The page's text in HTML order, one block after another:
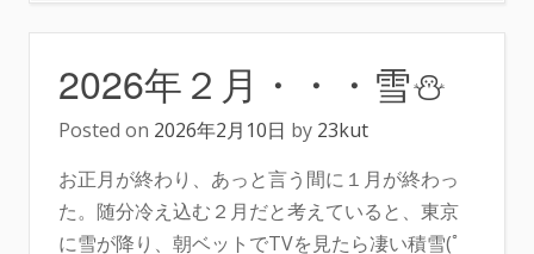
2026年２月・・・雪⛄
Posted on 2026年2月10日 by 23kut
お正月が終わり、あっと言う間に１月が終わっ
た。随分冷え込む２月だと考えていると、東京
に雪が降り、朝ベットでTVを見たら凄い積雪(ﾟ